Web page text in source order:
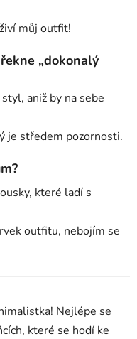
můj outfit!
„dokonalý
aniž by na sebe
je středem pozornosti.
které ladí s
outfitu, nebojím se
Nejlépe se
které se hodí ke